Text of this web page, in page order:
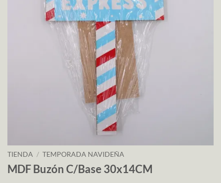
TIENDA / TEMPORADA NAVIDEÑA
MDF Buzón C/Base 30x14CM